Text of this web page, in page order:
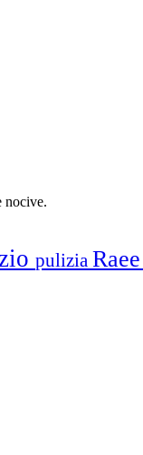
nocive.
pulizia Raee